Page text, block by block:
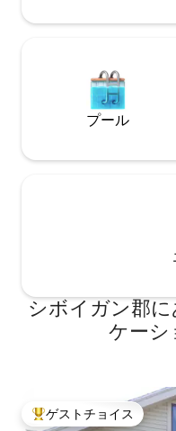
プール
シボイガン郡
ケーシ
大好評のゲストチョイス
ゲストチョイス